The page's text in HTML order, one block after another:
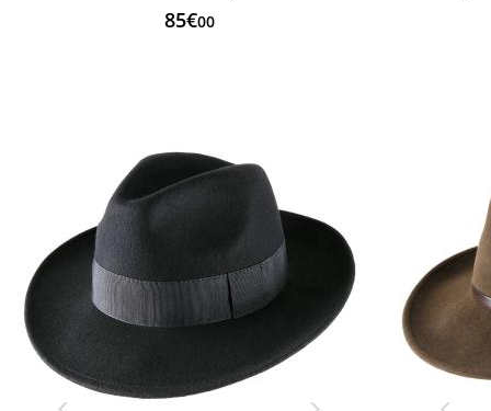
85€00